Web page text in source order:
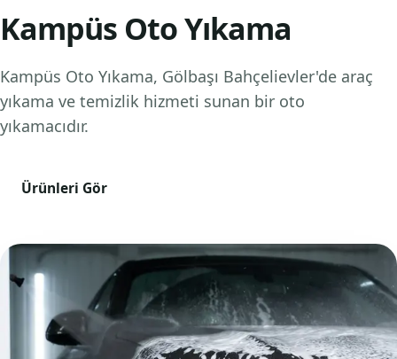
Kampüs Oto Yıkama
Kampüs Oto Yıkama, Gölbaşı Bahçelievler'de araç
yıkama ve temizlik hizmeti sunan bir oto
yıkamacıdır.
Ürünleri Gör